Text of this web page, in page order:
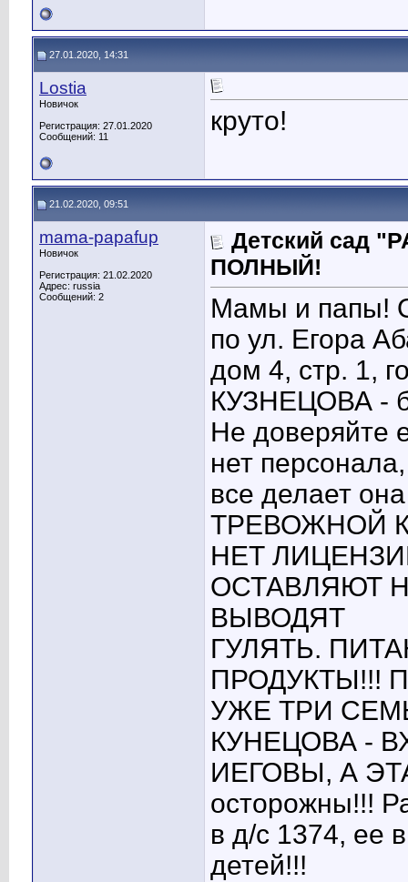
27.01.2020, 14:31
Lostia
Новичок
Регистрация: 27.01.2020
Сообщений: 11
круто!
21.02.2020, 09:51
mama-papafup
Новичок
Регистрация: 21.02.2020
Адрес: russia
Сообщений: 2
Детский сад
ПОЛНЫЙ!
Мамы и папы!
по ул. Егора
дом 4, стр. 1,
КУЗНЕЦОВА -
Не доверяйте
нет персонала,
все делает
ТРЕВОЖНОЙ
НЕТ
ОСТАВЛЯЮТ
ВЫВОДЯТ
ГУЛЯТЬ.
ПРОДУКТЫ!!!
УЖЕ ТРИ
КУНЕЦОВА -
ИЕГОВЫ, А
осторожны!!!
в д/с 1374, ее
детей!!!